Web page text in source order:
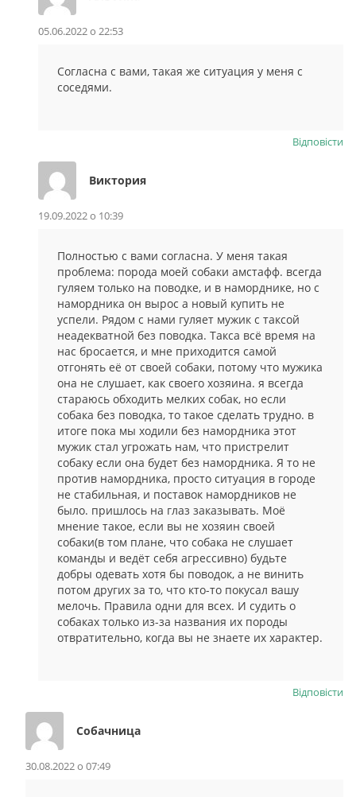
05.06.2022 о 22:53
Согласна с вами, такая же ситуация у меня с
соседями.
Відповіcти
Виктория
19.09.2022 о 10:39
Полностью с вами согласна. У меня такая
проблема: порода моей собаки амстафф. всегда
гуляем только на поводке, и в наморднике, но с
намордника он вырос а новый купить не
успели. Рядом с нами гуляет мужик с таксой
неадекватной без поводка. Такса всё время на
нас бросается, и мне приходится самой
отгонять её от своей собаки, потому что мужика
она не слушает, как своего хозяина. я всегда
стараюсь обходить мелких собак, но если
собака без поводка, то такое сделать трудно. в
итоге пока мы ходили без намордника этот
мужик стал угрожать нам, что пристрелит
собаку если она будет без намордника. Я то не
против намордника, просто ситуация в городе
не стабильная, и поставок намордников не
было. пришлось на глаз заказывать. Моё
мнение такое, если вы не хозяин своей
собаки(в том плане, что собака не слушает
команды и ведёт себя агрессивно) будьте
добры одевать хотя бы поводок, а не винить
потом других за то, что кто-то покусал вашу
мелочь. Правила одни для всех. И судить о
собаках только из-за названия их породы
отвратительно, когда вы не знаете их характер.
Відповіcти
Собачница
30.08.2022 о 07:49